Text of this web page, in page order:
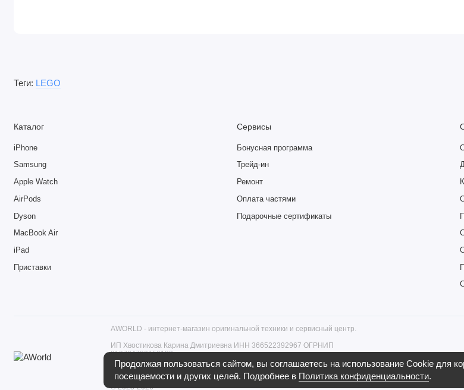
Теги: LEGO
Продолжая пользоваться сайтом, вы соглашаетесь на использование Cookie для
посещаемости и других целей. Подробнее в Политика конфиденциальности.
Каталог
iPhone
Samsung
Apple Watch
AirPods
Dyson
MacBook Air
iPad
Приставки
Сервисы
Бонусная программа
Трейд-ин
Ремонт
Оплата частями
Подарочные сертификаты
AWORLD - интернет-магазин оригинальной техники и сервисный центр.
ИП Хвостикова Карина Дмитриевна ИНН 366522392967 ОГРНИП
319784700156123
Российская Федерация, 194361, г. Санкт-Петербург, ул. Гончарная, д. 18 , тел.
+7 (812) 602-51-19, моб. +7 (950) 220-87-69
© 2023-2026